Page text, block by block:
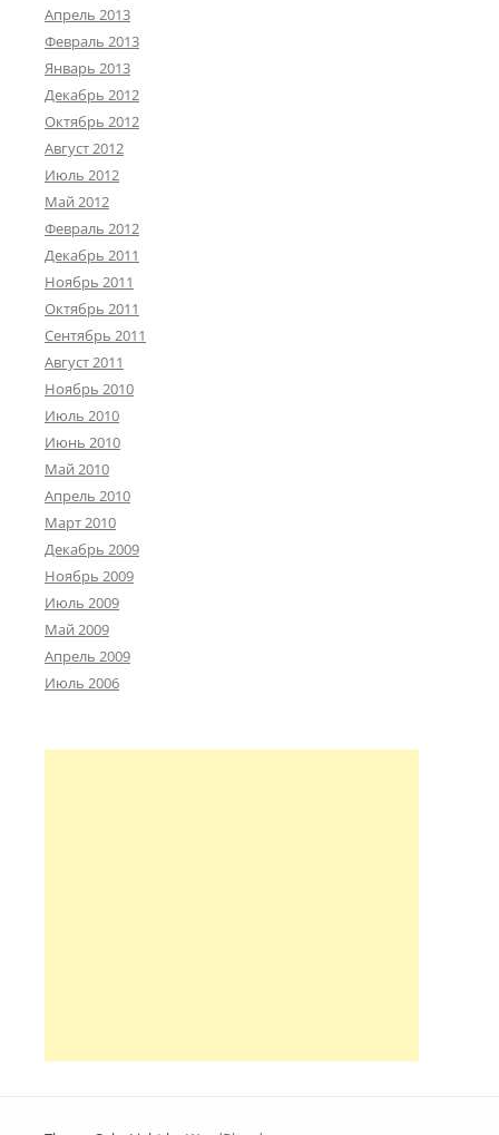
Апрель 2013
Февраль 2013
Январь 2013
Декабрь 2012
Октябрь 2012
Август 2012
Июль 2012
Май 2012
Февраль 2012
Декабрь 2011
Ноябрь 2011
Октябрь 2011
Сентябрь 2011
Август 2011
Ноябрь 2010
Июль 2010
Июнь 2010
Май 2010
Апрель 2010
Март 2010
Декабрь 2009
Ноябрь 2009
Июль 2009
Май 2009
Апрель 2009
Июль 2006